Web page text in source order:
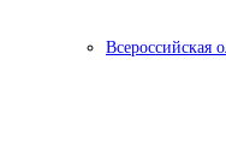
Всероссийская